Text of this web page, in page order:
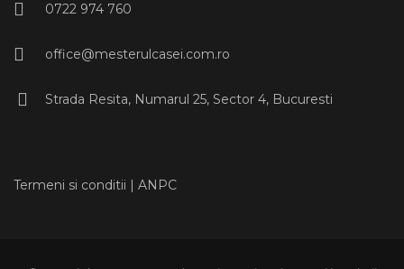
0722 974 760
office@mesterulcasei.com.ro
Strada Resita, Numarul 25, Sector 4, Bucuresti
Termeni si conditii | ANPC